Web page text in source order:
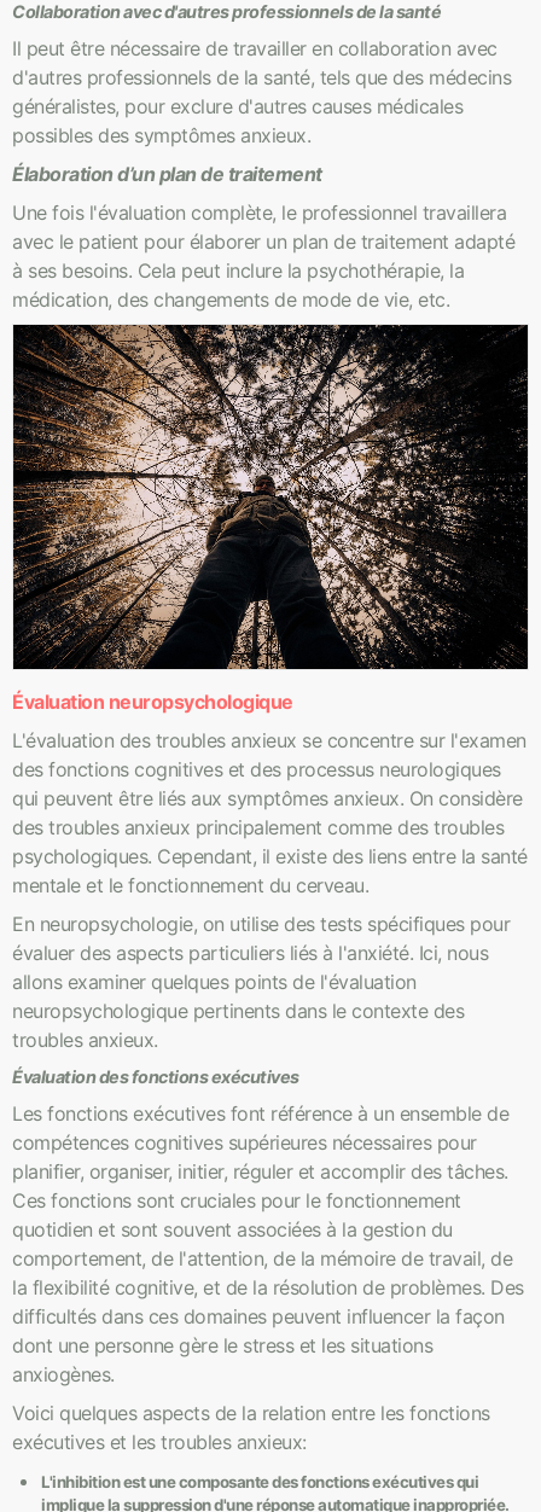
Collaboration avec d'autres professionnels de la santé
Il peut être nécessaire de travailler en collaboration avec
d'autres professionnels de la santé, tels que des médecins
généralistes, pour exclure d'autres causes médicales
possibles des symptômes anxieux.
Élaboration d’un plan de traitement
Une fois l'évaluation complète, le professionnel travaillera
avec le patient pour élaborer un plan de traitement adapté
à ses besoins. Cela peut inclure la psychothérapie, la
médication, des changements de mode de vie, etc.
Évaluation neuropsychologique
L'évaluation des troubles anxieux se concentre sur l'examen
des fonctions cognitives et des processus neurologiques
qui peuvent être liés aux symptômes anxieux. On considère
des troubles anxieux principalement comme des troubles
psychologiques. Cependant, il existe des liens entre la santé
mentale et le fonctionnement du cerveau.
En neuropsychologie, on utilise des tests spécifiques pour
évaluer des aspects particuliers liés à l'anxiété. Ici, nous
allons examiner quelques points de l'évaluation
neuropsychologique pertinents dans le contexte des
troubles anxieux.
Évaluation des fonctions exécutives
Les fonctions exécutives font référence à un ensemble de
compétences cognitives supérieures nécessaires pour
planifier, organiser, initier, réguler et accomplir des tâches.
Ces fonctions sont cruciales pour le fonctionnement
quotidien et sont souvent associées à la gestion du
comportement, de l'attention, de la mémoire de travail, de
la flexibilité cognitive, et de la résolution de problèmes. Des
difficultés dans ces domaines peuvent influencer la façon
dont une personne gère le stress et les situations
anxiogènes.
Voici quelques aspects de la relation entre les fonctions
exécutives et les troubles anxieux:
L'inhibition est une composante des fonctions exécutives qui
implique la suppression d'une réponse automatique inappropriée.